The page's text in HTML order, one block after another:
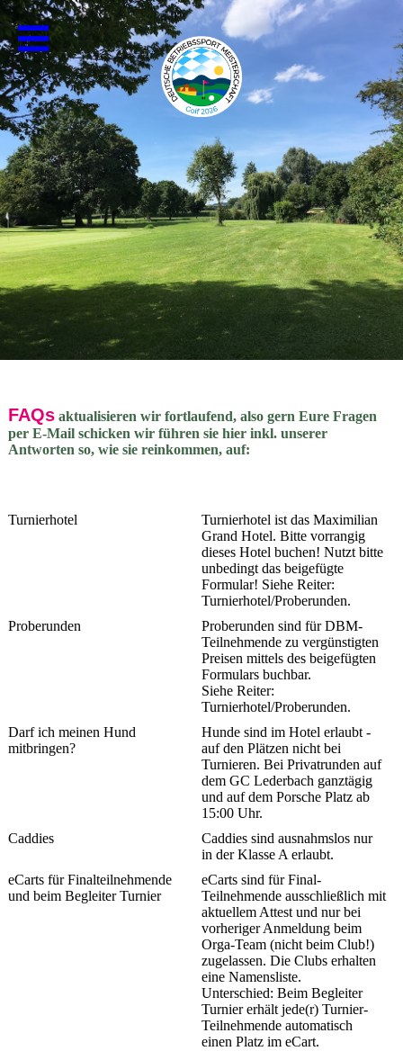
FAQs aktualisieren wir fortlaufend, also gern Eure Fragen
per E-Mail schicken wir führen sie hier inkl. unserer
Antworten so, wie sie reinkommen, auf:
Turnierhotel
Turnierhotel ist das Maximilian
Grand Hotel. Bitte vorrangig
dieses Hotel buchen! Nutzt bitte
unbedingt das beigefügte
Formular! Siehe Reiter:
Turnierhotel/Proberunden.
Proberunden
Proberunden sind für DBM-
Teilnehmende zu vergünstigten
Preisen mittels des beigefügten
Formulars buchbar.
Siehe Reiter:
Turnierhotel/Proberunden.
Darf ich meinen Hund
mitbringen?
Hunde sind im Hotel erlaubt -
auf den Plätzen nicht bei
Turnieren. Bei Privatrunden auf
dem GC Lederbach ganztägig
und auf dem Porsche Platz ab
15:00 Uhr.
Caddies
Caddies sind ausnahmslos nur
in der Klasse A erlaubt.
eCarts für Finalteilnehmende
und beim Begleiter Turnier
eCarts sind für Final-
Teilnehmende ausschließlich mit
aktuellem Attest und nur bei
vorheriger Anmeldung beim
Orga-Team (nicht beim Club!)
zugelassen. Die Clubs erhalten
eine Namensliste.
Unterschied: Beim Begleiter
Turnier erhält jede(r) Turnier-
Teilnehmende automatisch
einen Platz im eCart.